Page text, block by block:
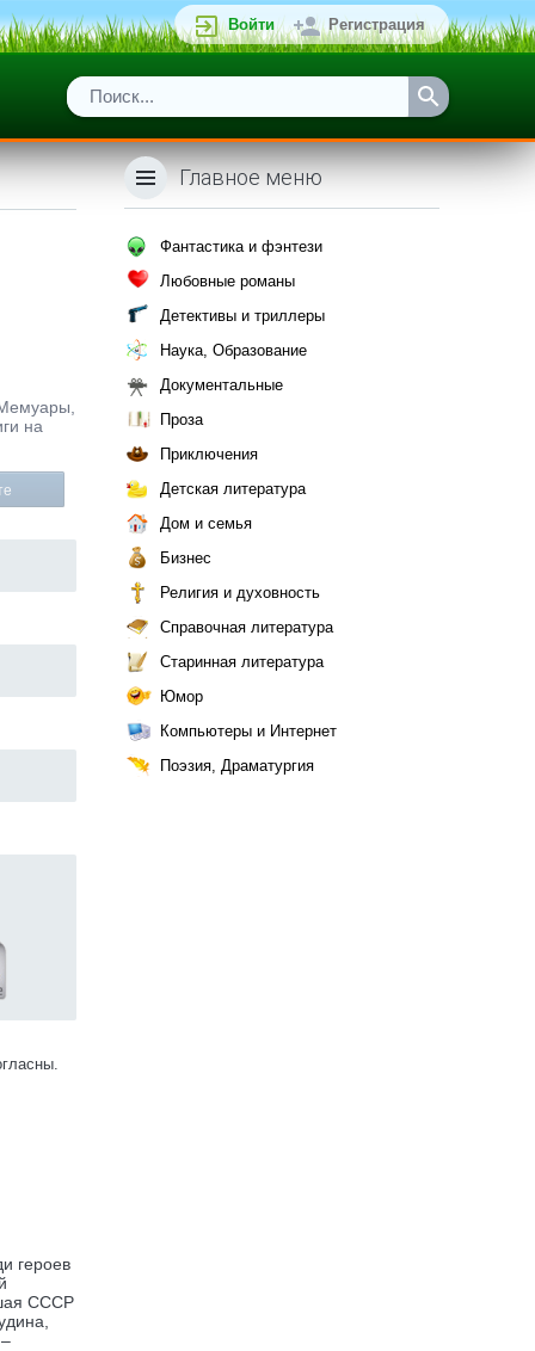
Войти Регистрация
на
героев
СССР
Главное меню
Фантастика и фэнтези
Любовные романы
Детективы и триллеры
Наука, Образование
Документальные
Проза
Приключения
Детская литература
Дом и семья
Бизнес
Религия и духовность
Справочная литература
Старинная литература
Юмор
Компьютеры и Интернет
Поэзия, Драматургия